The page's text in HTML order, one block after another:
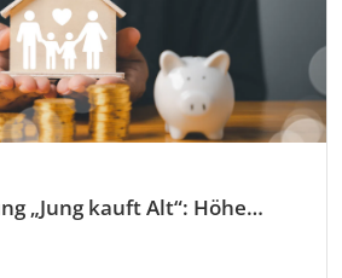
KfW-Förderung „Jung kauft Alt“: Höhere Kredite ab August 2026